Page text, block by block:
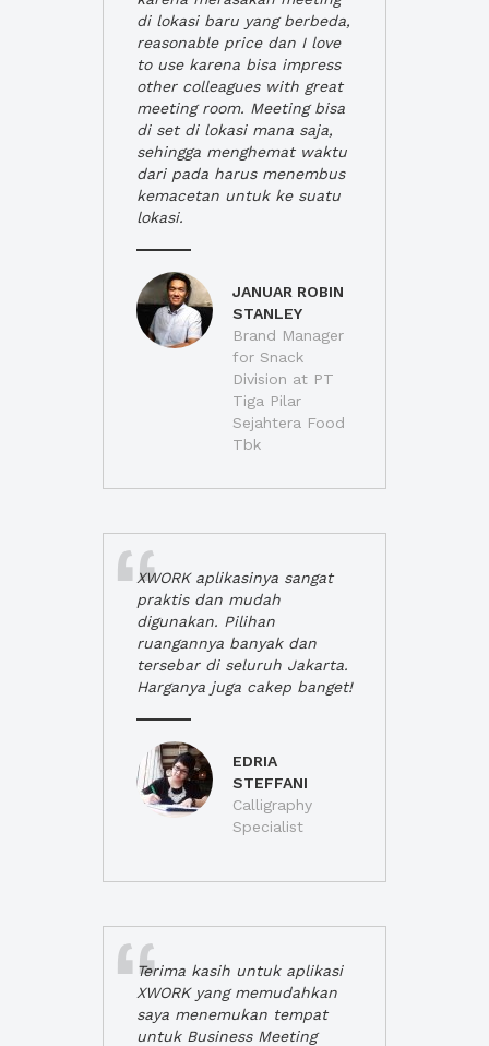
di lokasi baru yang berbeda,
reasonable price dan I love
to use karena bisa impress
other colleagues with great
meeting room. Meeting bisa
di set di lokasi mana saja,
sehingga menghemat waktu
dari pada harus menembus
kemacetan untuk ke suatu
lokasi.
JANUAR ROBIN
STANLEY
Brand Manager
for Snack
Division at PT
Tiga Pilar
Sejahtera Food
Tbk
XWORK aplikasinya sangat
praktis dan mudah
digunakan. Pilihan
ruangannya banyak dan
tersebar di seluruh Jakarta.
Harganya juga cakep banget!
EDRIA
STEFFANI
Calligraphy
Specialist
Terima kasih untuk aplikasi
XWORK yang memudahkan
saya menemukan tempat
untuk Business Meeting